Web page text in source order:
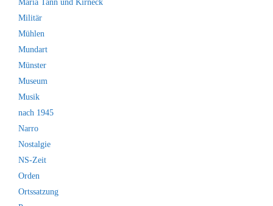
Maria Tann und Kirneck
Militär
Mühlen
Mundart
Münster
Museum
Musik
nach 1945
Narro
Nostalgie
NS-Zeit
Orden
Ortssatzung